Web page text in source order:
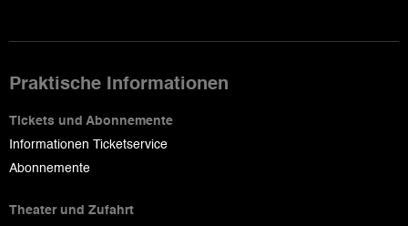
Praktische Informationen
Tickets und Abonnemente
Informationen Ticketservice
Abonnemente
Theater und Zufahrt